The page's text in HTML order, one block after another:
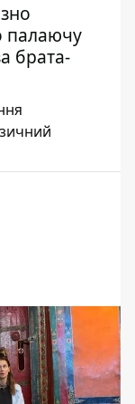
палаючу
брата-